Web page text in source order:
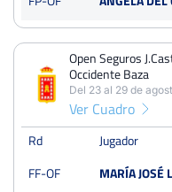
Open Seguros
Del 23 al 29 de
Octavos
Palma de Mallorca II
Del 24 al 30 de mayo,
250 Puntos
Open Seguros
Occidente Baza
Del 23 al 29 de
Ver Cuadro
Rd Jugador
FF-OF
MARÍA JOSÉ